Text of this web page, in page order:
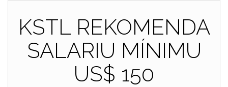
KSTL REKOMENDA
SALARIU MÍNIMU
US$ 150